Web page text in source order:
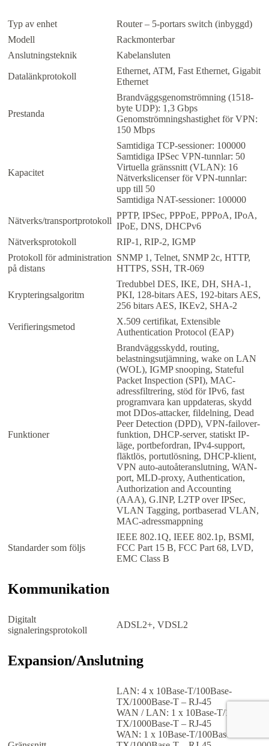
Typ av enhet
Router – 5-portars switch (inbyggd)
Modell
Rackmonterbar
Anslutningsteknik
Kabelansluten
Datalänkprotokoll
Ethernet, ATM, Fast Ethernet, Gigabit
Ethernet
Prestanda
Brandväggsgenomströmning (1518-
byte UDP): 1,3 Gbps
Genomströmningshastighet för VPN:
150 Mbps
Kapacitet
Samtidiga TCP-sessioner: 100000
Samtidiga IPSec VPN-tunnlar: 50
Virtuella gränssnitt (VLAN): 16
Nätverkslicenser för VPN-tunnlar:
upp till 50
Samtidiga NAT-sessioner: 100000
Nätverks/transportprotokoll
PPTP, IPSec, PPPoE, PPPoA, IPoA,
IPoE, DNS, DHCPv6
Nätverksprotokoll
RIP-1, RIP-2, IGMP
Protokoll för administration
på distans
SNMP 1, Telnet, SNMP 2c, HTTP,
HTTPS, SSH, TR-069
Krypteringsalgoritm
Tredubbel DES, IKE, DH, SHA-1,
PKI, 128-bitars AES, 192-bitars AES,
256 bitars AES, IKEv2, SHA-2
Verifieringsmetod
X.509 certifikat, Extensible
Authentication Protocol (EAP)
Funktioner
Brandväggsskydd, routing,
belastningsutjämning, wake on LAN
(WOL), IGMP snooping, Stateful
Packet Inspection (SPI), MAC-
adressfiltrering, stöd för IPv6, fast
programvara kan uppdateras, skydd
mot DDos-attacker, fildelning, Dead
Peer Detection (DPD), VPN-failover-
funktion, DHCP-server, statiskt IP-
läge, portbefordran, IPv4-support,
fläktlös, portutlösning, DHCP-klient,
VPN auto-autoåteranslutning, WAN-
port, MLD-proxy, Authentication,
Authorization and Accounting
(AAA), G.INP, L2TP over IPSec,
VLAN Tagging, portbaserad VLAN,
MAC-adressmappning
Standarder som följs
IEEE 802.1Q, IEEE 802.1p, BSMI,
FCC Part 15 B, FCC Part 68, LVD,
EMC Class B
Kommunikation
Digitalt
signaleringsprotokoll
ADSL2+, VDSL2
Expansion/Anslutning
LAN: 4 x 10Base-T/100Base-
TX/1000Base-T – RJ-45
WAN / LAN: 1 x 10Base-T/100Base-
TX/1000Base-T – RJ-45
WAN: 1 x 10Base-T/100Base-